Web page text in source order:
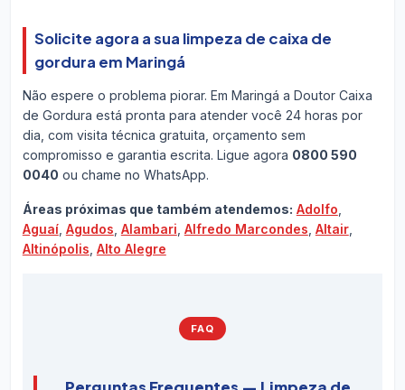
Solicite agora a sua limpeza de caixa de
gordura em Maringá
Não espere o problema piorar. Em Maringá a Doutor Caixa
de Gordura está pronta para atender você 24 horas por
dia, com visita técnica gratuita, orçamento sem
compromisso e garantia escrita. Ligue agora 0800 590
0040 ou chame no WhatsApp.
Áreas próximas que também atendemos: Adolfo
Aguaí, Agudos Alambari Alfredo Marcondes Altair,
Altinópolis Alto Alegre
FAQ